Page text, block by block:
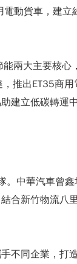
動貨車，建
兩大主要核
推出ET35商
建立低碳轉
中華汽車曾
新竹物流八
不同企業，